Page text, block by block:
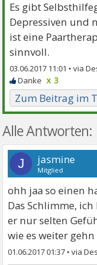
Es gibt
Depressiven und
ist eine
sinnvoll.
03.06.2017 11:01 •
x 3
Zum Beitrag im
Alle Antworten:
J jasmine
Mitglied
ohh jaa so einen
Das Schlimme,
er nur selten
wie es weiter
01.06.2017 01:37 •